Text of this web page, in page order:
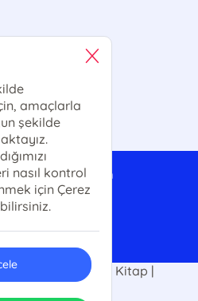
324 89 34
|Kitap Fuarı | Ucuz Kitap |
hakkı saklıdır.
amaçlarla
şekilde
nasıl kontrol
için Çerez